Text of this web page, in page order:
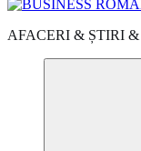
AFACERI & ȘTIRI